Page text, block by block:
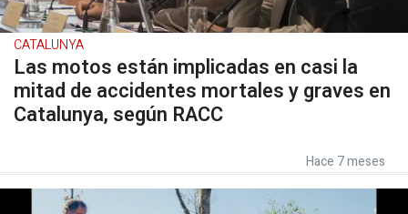
CATALUNYA
Las motos están implicadas en casi la
mitad de accidentes mortales y graves en
Catalunya, según RACC
Hace 7 meses